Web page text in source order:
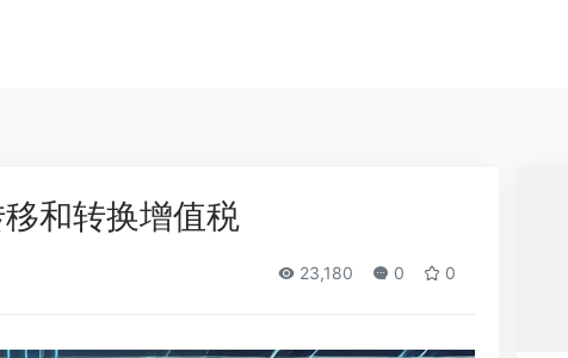
和转换增值税
23,180 0 0